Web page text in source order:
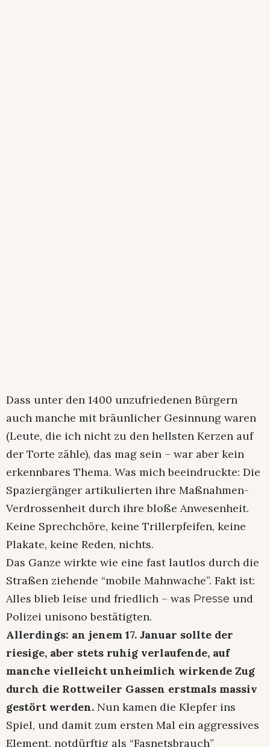
Dass unter den 1400 unzufriedenen Bürgern
auch manche mit bräunlicher Gesinnung waren
(Leute, die ich nicht zu den hellsten Kerzen auf
der Torte zähle), das mag sein – war aber kein
erkennbares Thema. Was mich beeindruckte: Die
Spaziergänger artikulierten ihre Maßnahmen-
Verdrossenheit durch ihre bloße Anwesenheit.
Keine Sprechchöre, keine Trillerpfeifen, keine
Plakate, keine Reden, nichts.
Das Ganze wirkte wie eine fast lautlos durch die
Straßen ziehende “mobile Mahnwache”. Fakt ist:
Alles blieb leise und friedlich – was Presse und
Polizei unisono bestätigten.
Allerdings: an jenem 17. Januar sollte der
riesige, aber stets ruhig verlaufende, auf
manche vielleicht unheimlich wirkende Zug
durch die Rottweiler Gassen erstmals massiv
gestört werden. Nun kamen die Klepfer ins
Spiel, und damit zum ersten Mal ein aggressives
Element, notdürftig als “Fasnetsbrauch”